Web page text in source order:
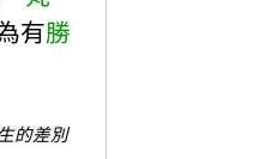
有勝
的差別